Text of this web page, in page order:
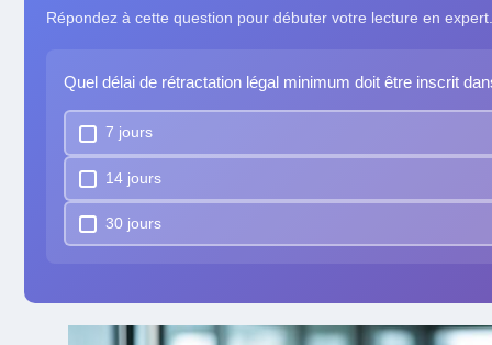
Répondez à cette question pour débuter votre lecture en expert.
Quel délai de rétractation légal minimum doit être inscrit
7 jours
14 jours
30 jours